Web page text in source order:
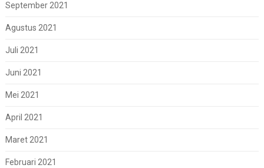
September 2021
Agustus 2021
Juli 2021
Juni 2021
Mei 2021
April 2021
Maret 2021
Februari 2021